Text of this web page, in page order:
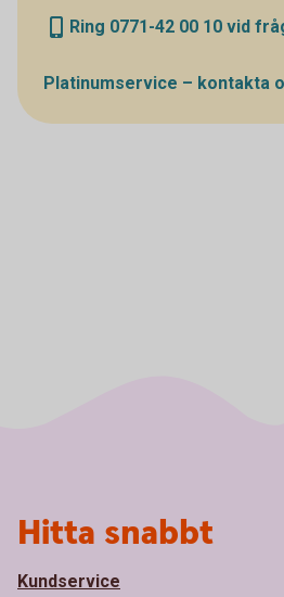
Ring 0771-42 00 10 vid
Platinumservice – kontakta
Hitta snabbt
Kundservice